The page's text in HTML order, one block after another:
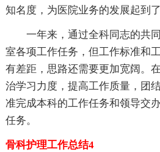
知名度，为医院业务的发展起到
一年来，通过全科同志的共同
室各项工作任务，但工作标准和
有差距，思路还需要更加宽阔。
治学习力度，提高工作质量，团
准完成本科的工作任务和领导交
任务。
骨科护理工作总结4